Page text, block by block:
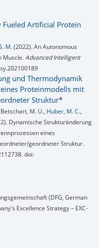
Artificial Protein
M.(2022). An Autonomous
Muscle.Advanced Intelligent
und Thermodynamik
Proteinmodells mit
Struktur*
M. U., Huber, M. C.,
Dynamische Strukturänderung
eines
geordneter Struktur.
doi:
(DFG, German
Excellence Strategy – EXC-